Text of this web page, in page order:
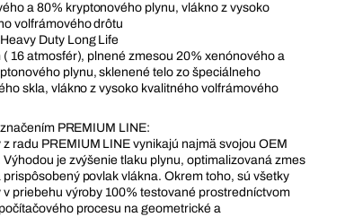
a 80% kryptonového plynu, vlákno z vysoko
volfrámového drôtu
Duty Long Life
( 16 atmosfér), plnené zmesou 20% xenónového a
plynu, sklenené telo zo špeciálneho
skla, vlákno z vysoko kvalitného volfrámového
PREMIUM LINE:
z radu PREMIUM LINE vynikajú najmä svojou OEM
Výhodou je zvýšenie tlaku plynu, optimalizovaná zmes
prispôsobený povlak vlákna. Okrem toho, sú všetky
v priebehu výroby 100% testované prostredníctvom
procesu na geometrické a